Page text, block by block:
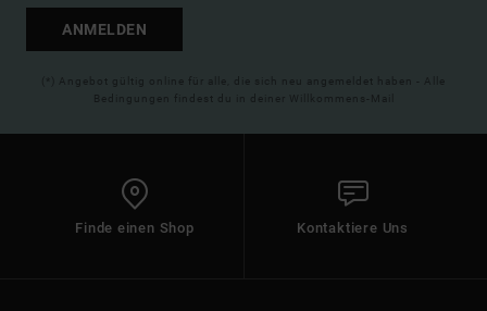
ANMELDEN
(*) Angebot gültig online für alle, die sich neu angemeldet haben - Alle
Bedingungen findest du in deiner Willkommens-Mail
Finde einen Shop Kontaktiere Uns